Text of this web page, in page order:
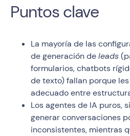
Puntos clave
La mayoría de las
de generación deleads
formularios, chatbots
de texto) fallan porque
adecuado entre
Los agentes de IA puros,
generar conversaciones
inconsistentes, mientras